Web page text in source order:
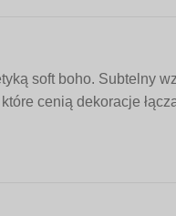
soft boho. Subtelny
cenią dekoracje